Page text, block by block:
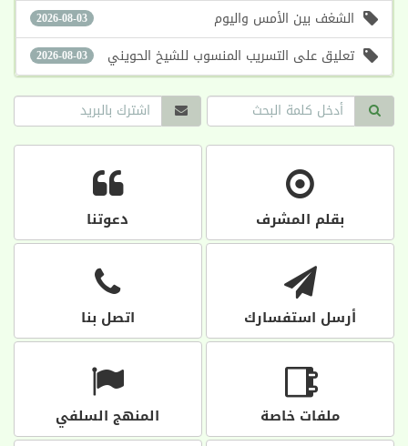
2026-08-03 الشغف بين الأمس واليوم
2026-08-03 تعليق على التسريب المنسوب للشيخ الحويني
بقلم المشرف دعوتنا
أرسل استفسارك اتصل بنا
ملفات خاصة المنهج السلفي